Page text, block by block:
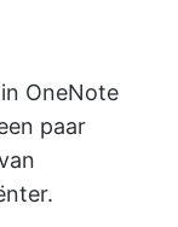
OneNote
paar